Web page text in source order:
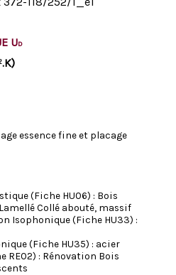
UD
essence fine et placage
(Fiche HU06) : Bois
Collé abouté, massif
Isophonique (Fiche HU33) :
(Fiche HU35) : acier
RE02) : Rénovation Bois